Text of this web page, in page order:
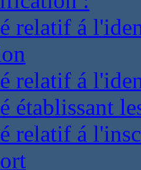
relatif á
relatif á
établissant
relatif á